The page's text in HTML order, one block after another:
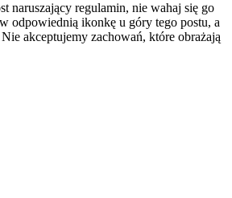
naruszający regulamin, nie wahaj się go
odpowiednią ikonkę u góry tego postu, a
akceptujemy zachowań, które obrażają